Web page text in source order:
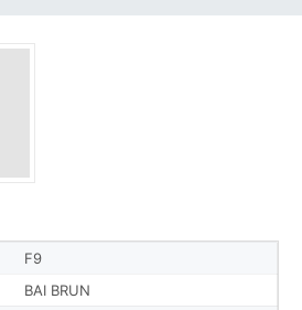
F9
BAI BRUN